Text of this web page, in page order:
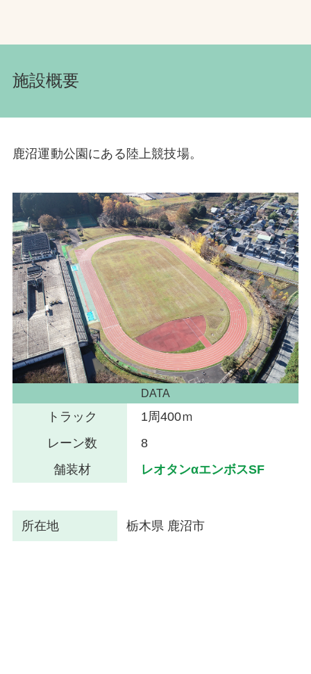
施設概要
鹿沼運動公園にある陸上競技場。
DATA
トラック
1周400ｍ
レーン数
8
舗装材
レオタンαエンボスSF
所在地 栃木県 鹿沼市